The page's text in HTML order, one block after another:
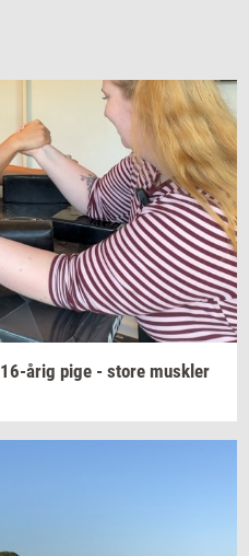
16-årig pige - store mus­k­ler